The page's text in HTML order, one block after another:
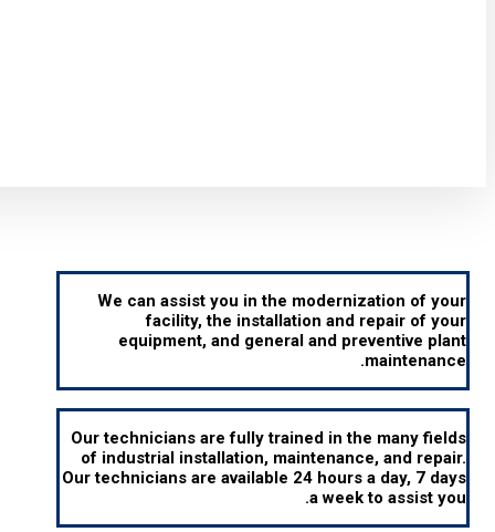
We can assist you in the modernization of your
facility, the installation and repair of your
equipment, and general and preventive plant
maintenance.
Our technicians are fully trained in the many fields
of industrial installation, maintenance, and repair.
Our technicians are available 24 hours a day, 7 days
a week to assist you.